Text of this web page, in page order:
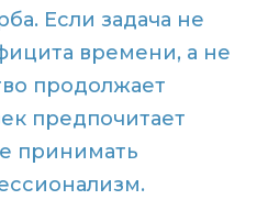
Если задача не
времени, а не
продолжает
предпочитает
принимать